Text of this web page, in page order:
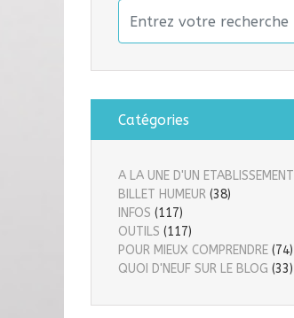
Catégories
A LA UNE D'UN ETABLISSEMENT
BILLET HUMEUR (38)
INFOS (117)
OUTILS (117)
POUR MIEUX COMPRENDRE (74)
QUOI D'NEUF SUR LE BLOG (33)